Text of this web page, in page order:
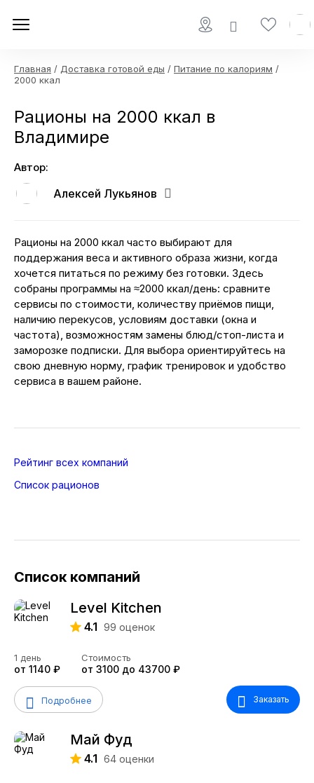
Главная / Доставка готовой еды / Питание по калориям /
2000 ккал
Рационы на 2000 ккал в
Владимире
Автор:
Алексей Лукьянов
Рационы на 2000 ккал часто выбирают для
поддержания веса и активного образа жизни, когда
хочется питаться по режиму без готовки. Здесь
собраны программы на ≈2000 ккал/день: сравните
сервисы по стоимости, количеству приёмов пищи,
наличию перекусов, условиям доставки (окна и
частота), возможностям замены блюд/стоп-листа и
заморозке подписки. Для выбора ориентируйтесь на
свою дневную норму, график тренировок и удобство
сервиса в вашем районе.
Рейтинг всех компаний
Список рационов
Список компаний
Level Kitchen
4.1 99 оценок
1 день
от 1140 ₽
Стоимость
от 3100 до 43700 ₽
Подробнее Заказать
Май Фуд
4.1 64 оценки